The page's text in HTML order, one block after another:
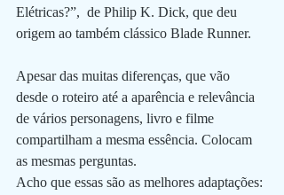
Elétricas?”,  de Philip K. Dick, que deu
origem ao também clássico Blade Runner.
Apesar das muitas diferenças, que vão
desde o roteiro até a aparência e relevância
de vários personagens, livro e filme
compartilham a mesma essência. Colocam
as mesmas perguntas.
Acho que essas são as melhores adaptações: